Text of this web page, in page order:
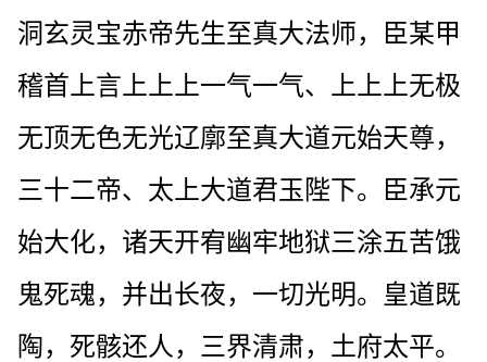
洞玄灵宝赤帝先生至真大法师，臣某甲
稽首上言上上上一气一气、上上上无极
无顶无色无光辽廓至真大道元始天尊，
三十二帝、太上大道君玉陛下。臣承元
始大化，诸天开宥幽牢地狱三涂五苦饿
鬼死魂，并出长夜，一切光明。皇道既
陶，死骸还人，三界清肃，土府太平。